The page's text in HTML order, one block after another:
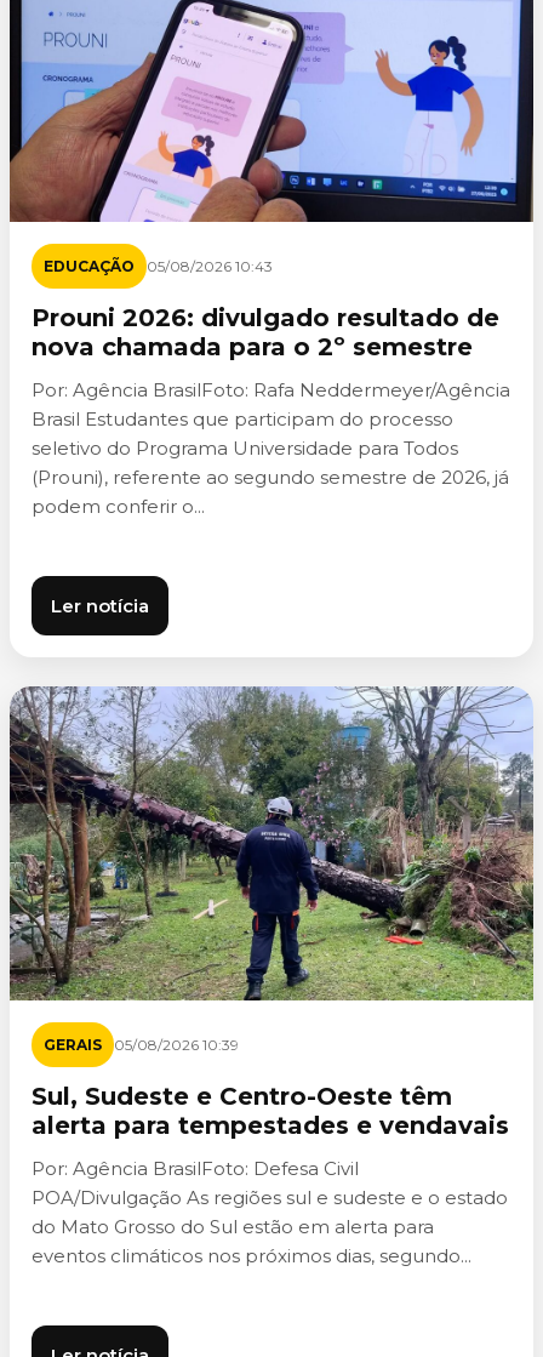
EDUCAÇÃO 05/08/2026 10:43
Prouni 2026: divulgado resultado de
nova chamada para o 2º semestre
Por: Agência BrasilFoto: Rafa Neddermeyer/Agência
Brasil Estudantes que participam do processo
seletivo do Programa Universidade para Todos
(Prouni), referente ao segundo semestre de 2026, já
podem conferir o...
Ler notícia
GERAIS 05/08/2026 10:39
Sul, Sudeste e Centro-Oeste têm
alerta para tempestades e vendavais
Por: Agência BrasilFoto: Defesa Civil
POA/Divulgação As regiões sul e sudeste e o estado
do Mato Grosso do Sul estão em alerta para
eventos climáticos nos próximos dias, segundo...